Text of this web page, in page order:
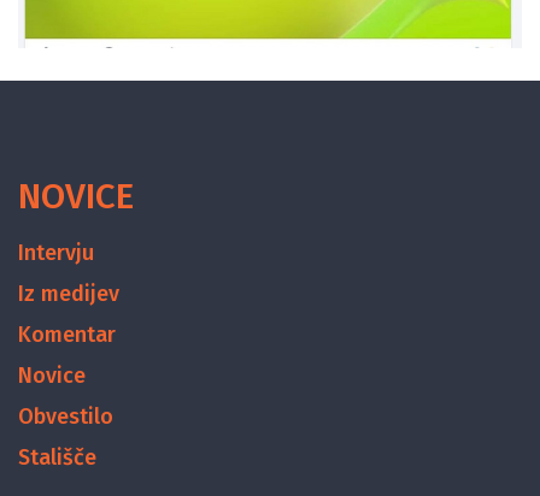
NOVICE
Intervju
Iz medijev
Komentar
Novice
Obvestilo
Stališče